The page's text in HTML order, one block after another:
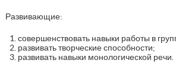
Развивающие:
совершенствовать навыки работы в
развивать творческие способности;
развивать навыки монологической речи.